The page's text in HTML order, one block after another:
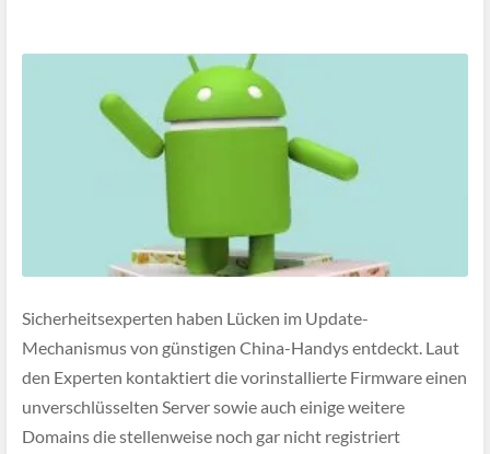
Sicherheitsexperten haben Lücken im Update-
Mechanismus von günstigen China-Handys entdeckt. Laut
den Experten kontaktiert die vorinstallierte Firmware einen
unverschlüsselten Server sowie auch einige weitere
Domains die stellenweise noch gar nicht registriert